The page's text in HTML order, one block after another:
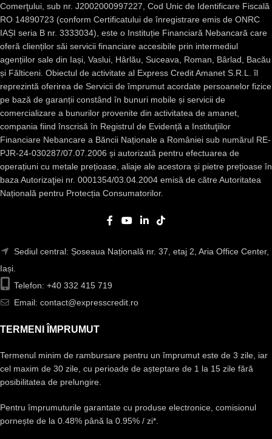
Comerţului, sub nr. J2002000997227, Cod Unic de Identificare Fiscală
RO 14890723 (conform Certificatului de înregistrare emis de ONRC
IAȘI seria B nr. 3333034), este o Instituție Financiară Nebancară care
oferă clienților săi servicii financiare accesibile prin intermediul
agențiilor sale din Iași, Vaslui, Hârlău, Suceava, Roman, Bârlad, Bacău
și Fălticeni. Obiectul de activitate al Express Credit Amanet S.R.L. îl
reprezintă oferirea de Servicii de împrumut acordate persoanelor fizice
pe bază de garanții constând în bunuri mobile și servicii de
comercializare a bunurilor provenite din activitatea de amanet,
compania fiind înscrisă în Registrul de Evidență a Instituţiilor
Financiare Nebancare a Băncii Naționale a României sub numărul RE-
PJR-24-030287/07.07.2006 și autorizată pentru efectuarea de
operațiuni cu metale prețioase, aliaje ale acestora și pietre prețioase în
baza Autorizaţiei nr. 0001354/03.04.2004 emisă de către Autoritatea
Națională pentru Protecția Consumatorilor.
Sediul central: Șoseaua Națională nr. 37, etaj 2, Aria Office Center,
Iași.
Telefon: +40 332 415 719
Email: contact@expresscredit.ro
TERMENI ÎMPRUMUT
Termenul minim de rambursare pentru un împrumut este de 3 zile, iar
cel maxim de 30 zile, cu perioade de așteptare de 1 la 15 zile fără
posibilitatea de prelungire.
Pentru împrumuturile garantate cu produse electronice, comisionul
pornește de la 0.48% până la 0.95% / zi*.